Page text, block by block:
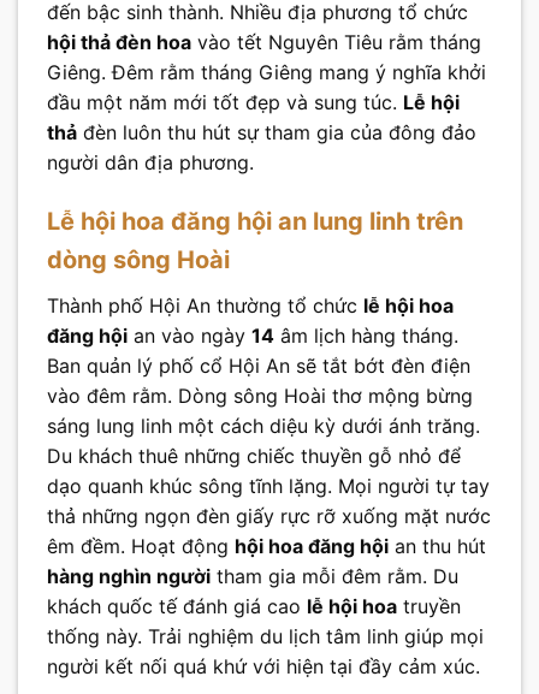
đến bậc sinh thành. Nhiều địa phương tổ chức
hội thả đèn hoa vào tết Nguyên Tiêu rằm tháng
Giêng. Đêm rằm tháng Giêng mang ý nghĩa khởi
đầu một năm mới tốt đẹp và sung túc. Lễ hội
thả đèn luôn thu hút sự tham gia của đông đảo
người dân địa phương.
Lễ hội hoa đăng hội an lung linh trên
dòng sông Hoài
Thành phố Hội An thường tổ chức lễ hội hoa
đăng hội an vào ngày 14 âm lịch hàng tháng.
Ban quản lý phố cổ Hội An sẽ tắt bớt đèn điện
vào đêm rằm. Dòng sông Hoài thơ mộng bừng
sáng lung linh một cách diệu kỳ dưới ánh trăng.
Du khách thuê những chiếc thuyền gỗ nhỏ để
dạo quanh khúc sông tĩnh lặng. Mọi người tự tay
thả những ngọn đèn giấy rực rỡ xuống mặt nước
êm đềm. Hoạt động hội hoa đăng hội an thu hút
hàng nghìn người tham gia mỗi đêm rằm. Du
khách quốc tế đánh giá cao lễ hội hoa truyền
thống này. Trải nghiệm du lịch tâm linh giúp mọi
người kết nối quá khứ với hiện tại đầy cảm xúc.